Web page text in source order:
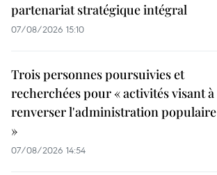
partenariat stratégique intégral
07/08/2026 15:10
Trois personnes poursuivies et
recherchées pour « activités visant à
renverser l'administration populaire
»
07/08/2026 14:54